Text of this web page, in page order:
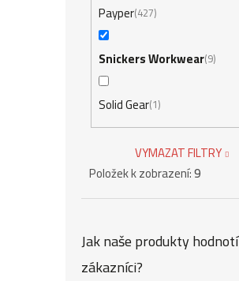
Payper 427
Snickers Workwear 9
Solid Gear 1
VYMAZAT FILTRY
Položek k zobrazení:9
Jak naše produkty hodnotí
zákazníci?